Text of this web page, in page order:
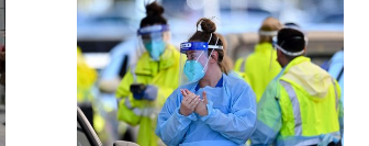
31 932